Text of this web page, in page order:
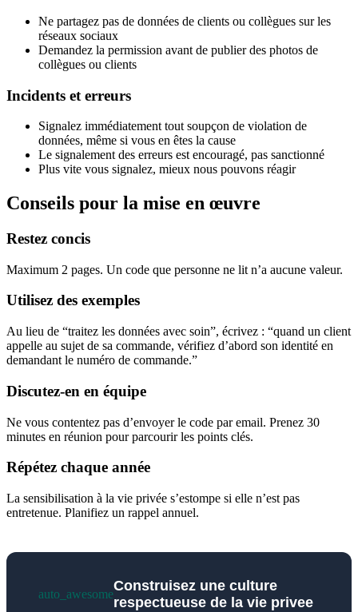
Ne partagez pas de données de clients ou collègues sur les
réseaux sociaux
Demandez la permission avant de publier des photos de
collègues ou clients
Incidents et erreurs
Signalez immédiatement tout soupçon de violation de
données, même si vous en êtes la cause
Le signalement des erreurs est encouragé, pas sanctionné
Plus vite vous signalez, mieux nous pouvons réagir
Conseils pour la mise en œuvre
Restez concis
Maximum 2 pages. Un code que personne ne lit n’a aucune valeur.
Utilisez des exemples
Au lieu de “traitez les données avec soin”, écrivez : “quand un client
appelle au sujet de sa commande, vérifiez d’abord son identité en
demandant le numéro de commande.”
Discutez-en en équipe
Ne vous contentez pas d’envoyer le code par email. Prenez 30
minutes en réunion pour parcourir les points clés.
Répétez chaque année
La sensibilisation à la vie privée s’estompe si elle n’est pas
entretenue. Planifiez un rappel annuel.
auto_awesome
Construisez une culture
respectueuse de la vie privee